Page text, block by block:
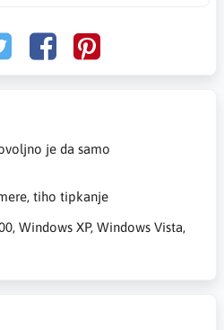
je da samo
tiho tipkanje
Windows XP, Windows Vista,